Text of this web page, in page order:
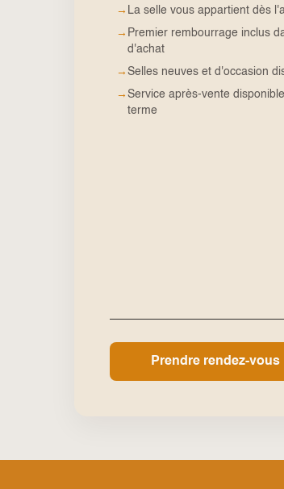
→ La selle vous appartient dès
→ Premier rembourrage inclus
d'achat
→ Selles neuves et d'occasion
→ Service après-vente
terme
Prendre rendez-